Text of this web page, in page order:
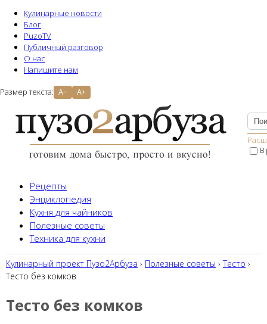
Кулинарные новости
Блог
PuzoTV
Публичный разговор
О нас
Напишите нам
Размер текста: A− A+
В
Рецепты
Энциклопедия
Кухня для чайников
Полезные советы
Техника для кухни
Кулинарный проект Пузо2Aрбуза › Полезные советы ›Тесто ›
Тесто без комков
Тесто без комков